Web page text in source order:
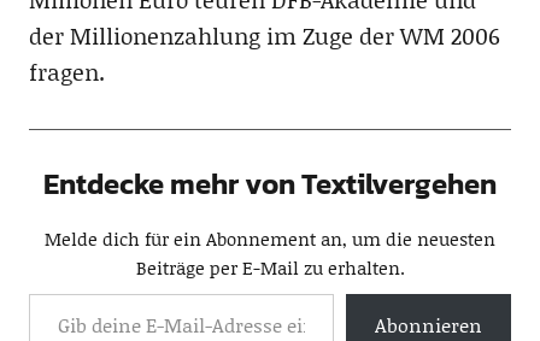
der Millionenzahlung im Zuge der WM 2006
fragen.
Entdecke mehr von Textilvergehen
Melde dich für ein Abonnement an, um die neuesten
Beiträge per E-Mail zu erhalten.
Abonnieren